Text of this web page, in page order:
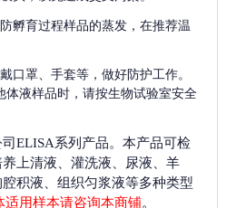
孵育过程样品的蒸发，在推荐温
口罩、手套等，做好防护工作。
体液样品时，请按生物试验室安全
ELISA系列产品。本产品可检
上清液、灌洗液、尿液、羊
积液、组织匀浆液等多种类型
适用样本请咨询本商铺。